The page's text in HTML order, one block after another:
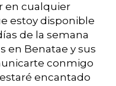
en cualquier
estoy disponible
de la semana
en Benatae y sus
conmigo
encantado